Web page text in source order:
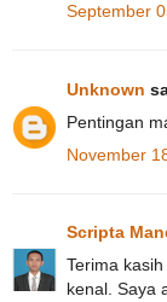
September
Unknown
Pentingan
November
Scripta
Terima
kenal. Saya